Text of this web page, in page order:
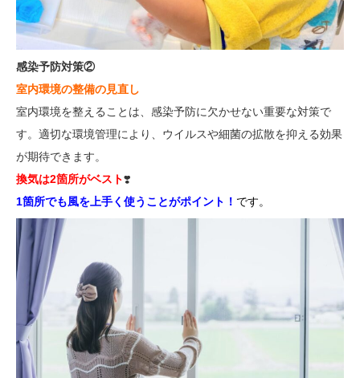
感染予防対策②
室内環境の整備の見直し
室内環境を整えることは、感染予防に欠かせない重要な対策で
す。適切な環境管理により、ウイルスや細菌の拡散を抑える効果
が期待できます。
換気は2箇所がベスト❣️
1箇所でも風を上手く使うことがポイント！ です。